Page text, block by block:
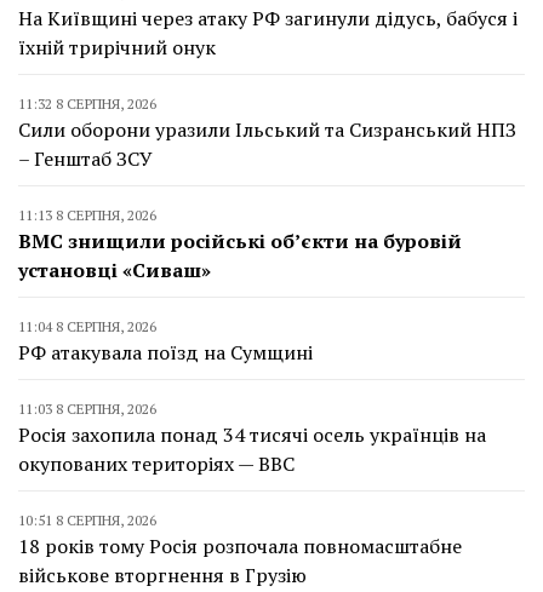
На Київщині через атаку РФ загинули дідусь, бабуся і
їхній трирічний онук
11:32 8 СЕРПНЯ, 2026
Сили оборони уразили Ільський та Сизранський НПЗ
– Генштаб ЗСУ
11:13 8 СЕРПНЯ, 2026
ВМС знищили російські об’єкти на буровій
установці «Сиваш»
11:04 8 СЕРПНЯ, 2026
РФ атакувала поїзд на Сумщині
11:03 8 СЕРПНЯ, 2026
Росія захопила понад 34 тисячі осель українців на
окупованих територіях — BBC
10:51 8 СЕРПНЯ, 2026
18 років тому Росія розпочала повномасштабне
військове вторгнення в Грузію